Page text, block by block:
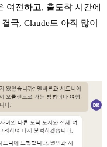
여전하고, 출도착 시간에
국, Claude도 아직 많이